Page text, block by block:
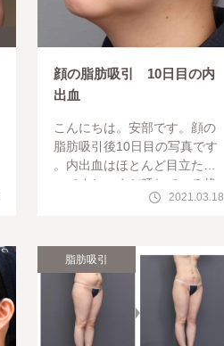
顔の脂肪吸引 10日目の内
出血
こんにちは。安部です。顔の
脂肪吸引後10日目の写真です
。内出血はほとんど目立たな
いですね。まだ腫れている状
態なので、ここからどんどん
2021.03.18
脂肪吸引